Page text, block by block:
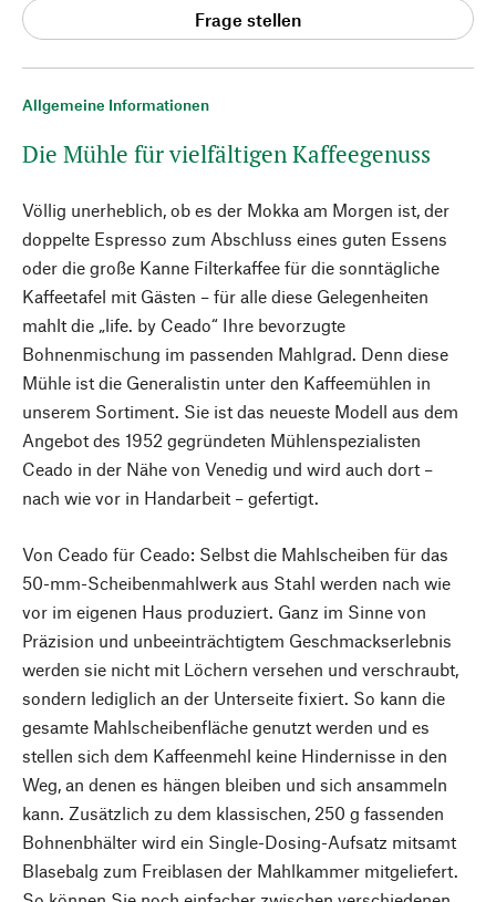
Allgemeine Informationen
Die Mühle für vielfältigen Kaffeegenuss
Völlig unerheblich, ob es der Mokka am Morgen ist, der
doppelte Espresso zum Abschluss eines guten Essens
oder die große Kanne Filterkaffee für die sonntägliche
Kaffeetafel mit Gästen – für alle diese Gelegenheiten
mahlt die „life. by Ceado“ Ihre bevorzugte
Bohnenmischung im passenden Mahlgrad. Denn diese
Mühle ist die Generalistin unter den Kaffeemühlen in
unserem Sortiment. Sie ist das neueste Modell aus dem
Angebot des 1952 gegründeten Mühlenspezialisten
Ceado in der Nähe von Venedig und wird auch dort –
nach wie vor in Handarbeit – gefertigt.
Von Ceado für Ceado: Selbst die Mahlscheiben für das
50-mm-Scheibenmahlwerk aus Stahl werden nach wie
vor im eigenen Haus produziert. Ganz im Sinne von
Präzision und unbeeinträchtigtem Geschmackserlebnis
werden sie nicht mit Löchern versehen und verschraubt,
sondern lediglich an der Unterseite fixiert. So kann die
gesamte Mahlscheibenfläche genutzt werden und es
stellen sich dem Kaffeenmehl keine Hindernisse in den
Weg, an denen es hängen bleiben und sich ansammeln
kann. Zusätzlich zu dem klassischen, 250 g fassenden
Bohnenbhälter wird ein Single-Dosing-Aufsatz mitsamt
Blasebalg zum Freiblasen der Mahlkammer mitgeliefert.
Frage stellen